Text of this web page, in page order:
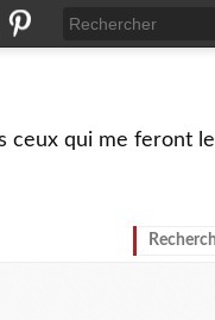
ceux qui me feront le